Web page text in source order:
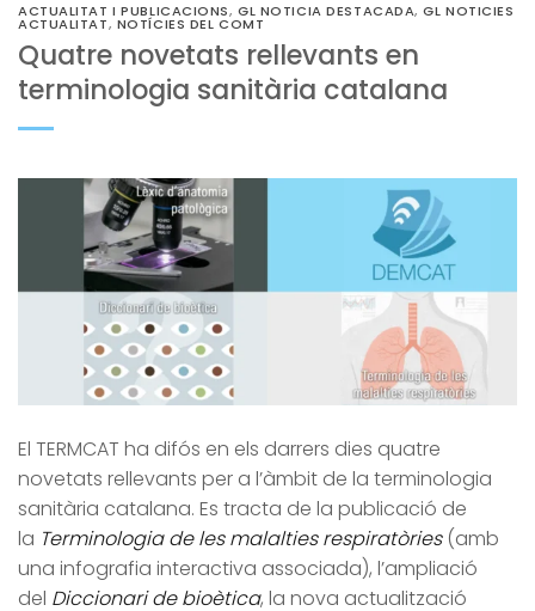
ACTUALITAT I PUBLICACIONS,GL NOTICIA DESTACADA,GL NOTICIES
ACTUALITAT, NOTÍCIES DEL COMT
Quatre novetats rellevants en
terminologia sanitària catalana
El TERMCAT ha difós en els darrers dies quatre
novetats rellevants per a l’àmbit de la terminologia
sanitària catalana. Es tracta de la publicació de
la Terminologia de les malalties respiratòries(amb
una infografia interactiva associada), l’ampliació
del Diccionari de bioètica, la nova actualització